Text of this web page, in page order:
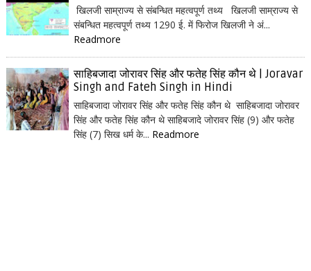
खिलजी साम्राज्य से संबन्धित महत्वपूर्ण तथ्य खिलजी साम्राज्य से
संबन्धित महत्वपूर्ण तथ्य 1290 ई. में फिरोज खिलजी ने अं...
Readmore
साहिबजादा जोरावर सिंह और फतेह सिंह कौन थे | Joravar
Singh and Fateh Singh in Hindi
साहिबजादा जोरावर सिंह और फतेह सिंह कौन थे साहिबजादा जोरावर
सिंह और फतेह सिंह कौन थे साहिबजादे जोरावर सिंह (9) और फतेह
सिंह (7) सिख धर्म के... Readmore